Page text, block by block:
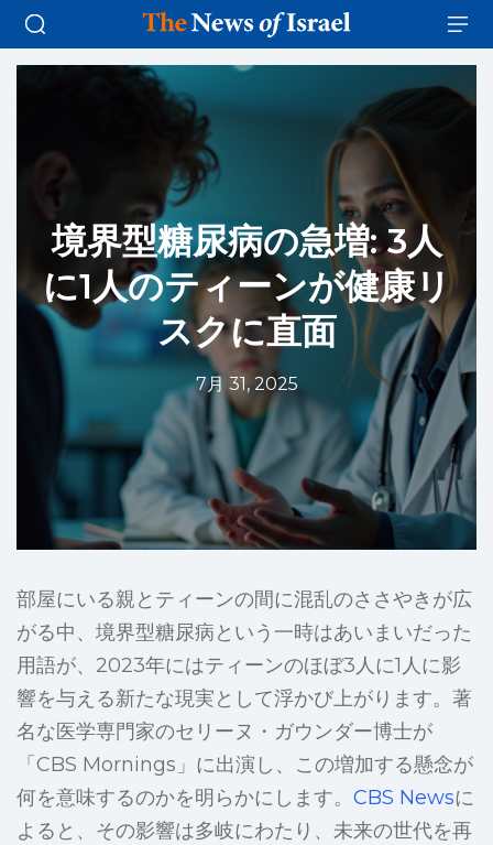
境界型糖尿病の急増: 3人
に1人のティーンが健康リ
スクに直面
7月 31, 2025
部屋にいる親とティーンの間に混乱のささやきが広
がる中、境界型糖尿病という一時はあいまいだった
用語が、2023年にはティーンのほぼ3人に1人に影
響を与える新たな現実として浮かび上がります。著
名な医学専門家のセリーヌ・ガウンダー博士が
「CBS Mornings」に出演し、この増加する懸念が
何を意味するのかを明らかにします。 CBS Newsに
よると、その影響は多岐にわたり、未来の世代を再